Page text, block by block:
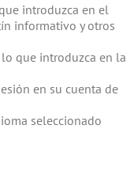
introduzca en el
informativo y otros
que introduzca en la
en su cuenta de
seleccionado